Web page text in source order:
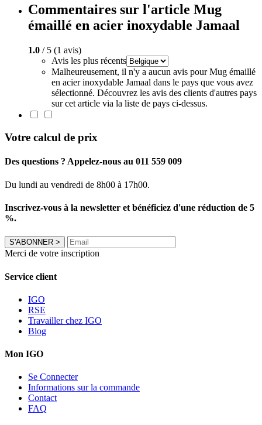
Commentaires sur l'article Mug
émaillé en acier inoxydable Jamaal
1.0 / 5 (1 avis)
Avis les plus récents
Malheureusement, il n'y a aucun avis pour Mug émaillé
en acier inoxydable Jamaal dans le pays que vous avez
sélectionné. Découvrez les avis des clients d'autres pays
sur cet article via la liste de pays ci-dessus.
Votre calcul de prix
Des questions ? Appelez-nous au 011 559 009
Du lundi au vendredi de 8h00 à 17h00.
Inscrivez-vous à la newsletter et bénéficiez d'une réduction de 5
%.
S'ABONNER >
Merci de votre inscription
Service client
IGO
RSE
Travailler chez IGO
Blog
Mon IGO
Se Connecter
Informations sur la commande
Contact
FAQ